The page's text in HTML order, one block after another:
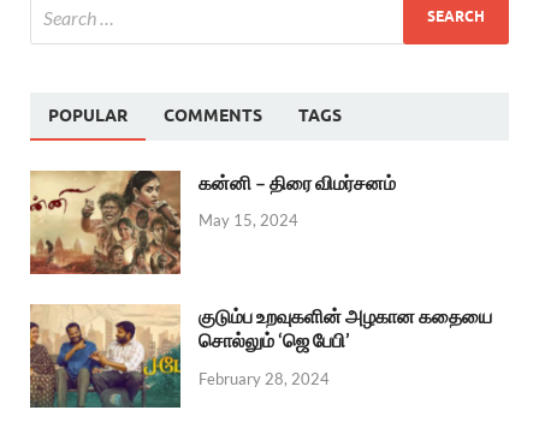
POPULAR COMMENTS TAGS
கன்னி – திரை விமர்சனம்
May 15, 2024
குடும்ப உறவுகளின் அழகான கதையை
சொல்லும் ‘ஜெ பேபி’
February 28, 2024